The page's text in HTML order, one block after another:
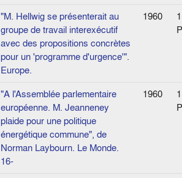
"M. Hellwig se présenterait au
groupe de travail interexécutif
avec des propositions concrètes
pour un 'programme d'urgence'".
Europe.
1960
1
"A l'Assemblée parlementaire
européenne. M. Jeanneney
plaide pour une politique
énergétique commune", de
Norman Laybourn. Le Monde.
16-
1960
1